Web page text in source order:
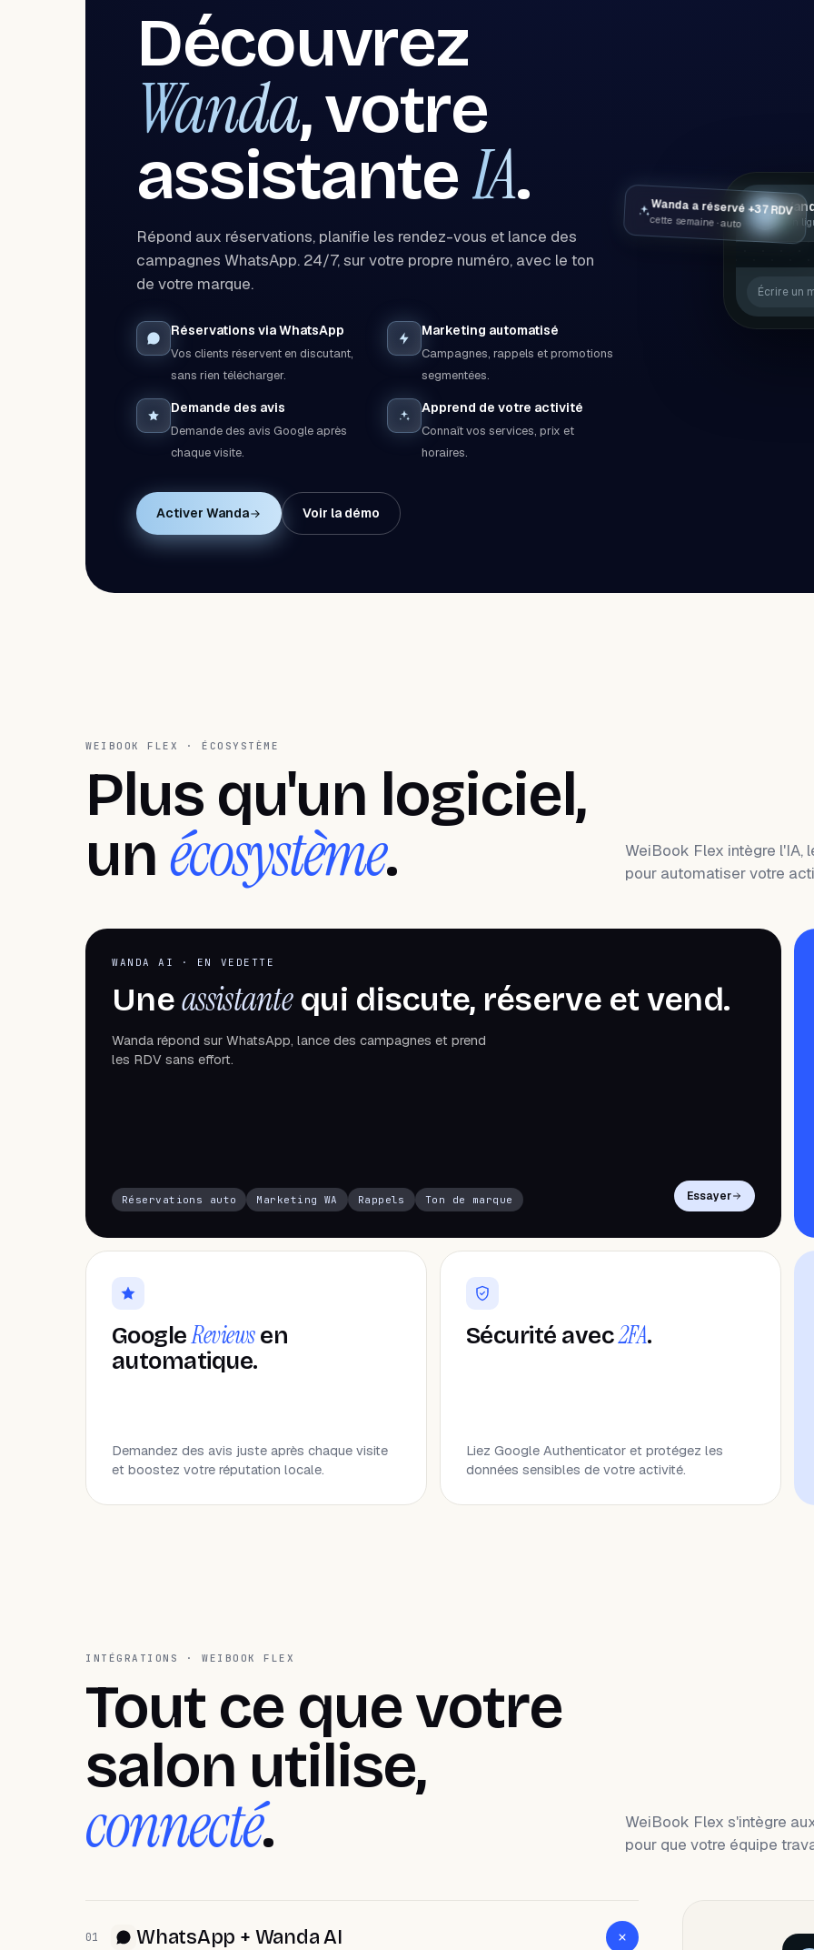
Découvrez
Wanda, votre
assistanteIA.
Répond aux réservations, planifie les rendez-vous et lance des
campagnes WhatsApp. 24/7, sur votre propre numéro, avec le ton
de votre marque.
Réservations via WhatsApp
Vos clients réservent en discutant,
sans rien télécharger.
Marketing automatisé
Campagnes, rappels et promotions
segmentées.
Demande des avis
Demande des avis Google après
chaque visite.
Apprend de votre activité
Connaît vos services, prix et
horaires.
Activer Wanda Voir la démo
W
en
Écrire un
Wanda a réservé +37 RDV
cette semaine · auto
WEIBOOK FLEX · ÉCOSYSTÈME
Plus qu'un logiciel,
un écosystème.
WeiBook Flex intègre l'IA,
pour automatiser votre
WANDA AI · EN VEDETTE
Uneassistantequi discute, réserve et vend.
Wanda répond sur WhatsApp, lance des campagnes et prend
les RDV sans effort.
Réservations auto Marketing WA Rappels Ton de marque Essayer
GoogleReviewsen
automatique.
Demandez des avis juste après chaque visite
et boostez votre réputation locale.
Sécurité avec2FA.
Liez Google Authenticator et protégez les
données sensibles de votre activité.
INTÉGRATIONS · WEIBOOK FLEX
Tout ce que votre
salon utilise,
connecté.
WeiBook Flex s'intègre
pour que votre équipe
01 WhatsApp + Wanda AI